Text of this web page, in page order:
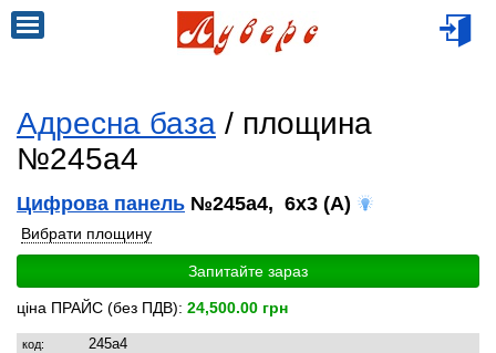
Адресна база / площина
№245a4
Цифрова панель №245a4, 6x3 (A)
Вибрати площину
Запитайте зараз
ціна ПРАЙС (без ПДВ): 24,500.00 грн
код:
245a4